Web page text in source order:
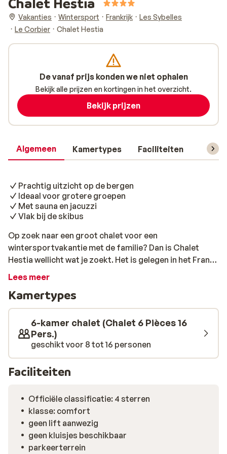
Vakanties Wintersport Frankrijk
Les Sybelles
Le Corbier
Chalet Hestia
Algemeen Kamertypes Faciliteiten
Prachtig uitzicht op de bergen
Ideaal voor grotere groepen
Met sauna en jacuzzi
Vlak bij de skibus
Op zoek naar een groot chalet voor een
wintersportvakantie met de familie? Dan is Chalet
Hestia wellicht wat je zoekt. Het is gelegen in het Franse
Le Corbier en biedt ruimte aan 16 personen. Niet alleen
aanwezig zijn maken een verblijf hier comfortabel:
denk aan, een sauna en jacuzzi om je koude lichaam in
op te warmen en een ruimte om je skispullen in op te
bergen. Gaat er een kleintje mee op vakantie? Dan is
het handig om te weten dat er ook een kinderstoel en
bedje aanwezig is. Geniet hier van quality time met
elkaar, maak de mooiste tochten op de skies en geniet
Lees meer
Kamertypes
6-kamer chalet (Chalet 6 Pièces 16
Pers.)
geschikt voor 8 tot 16 personen
Faciliteiten
Officiële classificatie: 4 sterren
klasse: comfort
geen lift aanwezig
geen kluisjes beschikbaar
parkeerterrein
De vanaf prijs konden we niet ophalen
Bekijk alle prijzen en kortingen in het overzicht.
Bekijk prijzen